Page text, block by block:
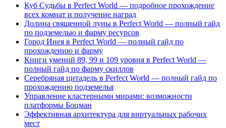
Куб Судьбы в Perfect World — подробное прохождение
всех комнат и получение наград
Долина священной луны в Perfect World — полный гайд
по подземелью и фарму ресурсов
Город Инея в Perfect World — полный гайд по
прохождению и фарму
Книги умений 89, 99 и 109 уровня в Perfect World —
полный гайд по фарму скиллов
Серебряная цитадель в Perfect World — полный гайд по
прохождению подземелья
Управление кластерными мирами: возможности
платформы Боцман
Эффективная архитектура для виртуальных рабочих
мест